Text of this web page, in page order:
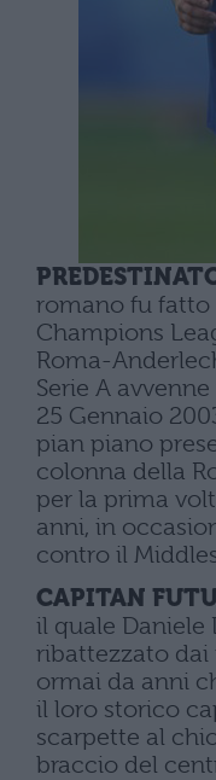
romano fu fatto
Champions
Roma-
Serie A
25 Gennaio
pian piano
colonna della
per la prima
anni, in
contro il
CAPITAN
il quale Daniele
ribattezzato dai
ormai da anni
il loro storico
scarpette al
braccio del